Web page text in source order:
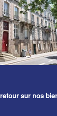
retour sur nos